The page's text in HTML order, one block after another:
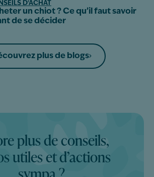
D'ACHAT
un chiot ? Ce qu’il faut savoir
de se décider
plus de blogs
plus de conseils,
utiles et d’actions
sympa ?